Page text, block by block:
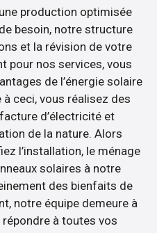
production optimisée
besoin, notre structure
et la révision de votre
pour nos services, vous
de l’énergie solaire
ceci, vous réalisez des
d’électricité et
de la nature. Alors
l’installation, le ménage
solaires à notre
des bienfaits de
notre équipe demeure à
à toutes vos